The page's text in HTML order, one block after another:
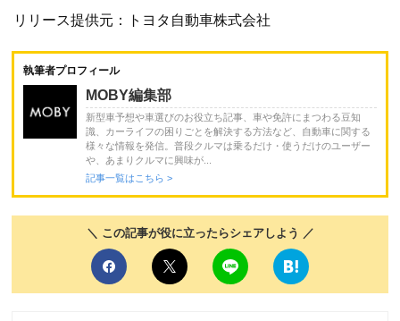
リリース提供元：トヨタ自動車株式会社
執筆者プロフィール
MOBY編集部
新型車予想や車選びのお役立ち記事、車や免許にまつわる豆知
識、カーライフの困りごとを解決する方法など、自動車に関する
様々な情報を発信。普段クルマは乗るだけ・使うだけのユーザー
や、あまりクルマに興味が...
記事一覧はこちら >
＼ この記事が役に立ったらシェアしよう ／